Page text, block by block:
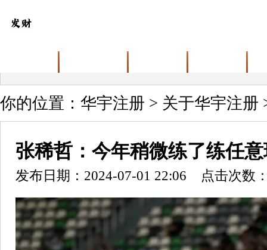
你的位置： 华宇注册 > 关于华宇注册
张稀哲：今年稍微练了练任
发布日期：2024-07-01 22:06 点击次数